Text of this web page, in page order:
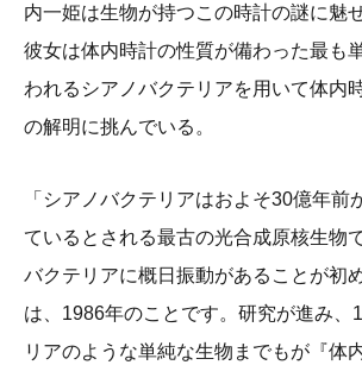
内一姫は生物が持つこの時計の謎に魅
彼女は体内時計の性質が備わった最も
われるシアノバクテリアを用いて体内
の解明に挑んでいる。
「シアノバクテリアはおよそ30億年前
ているとされる最古の光合成原核生物
バクテリアに概日振動があることが初
は、1986年のことです。研究が進み、
リアのような単純な生物までもが『体